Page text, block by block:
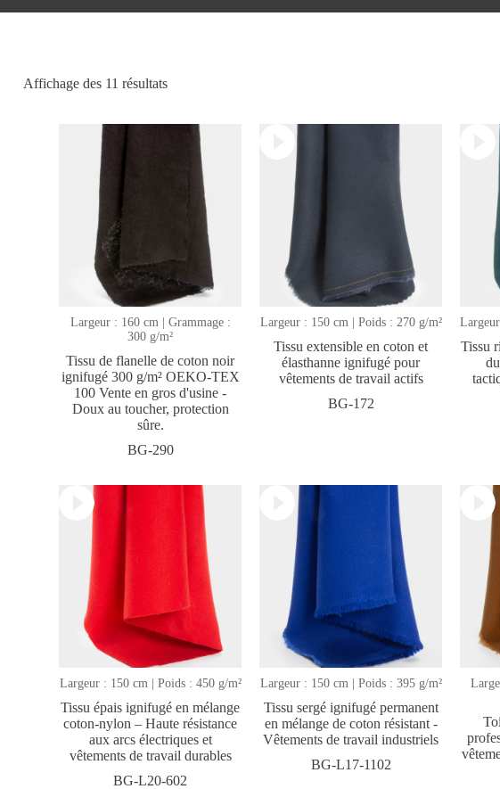
Affichage des 11 résultatsTrié
publication
récente
Largeur : 160 cm | Grammage :
300 g/m²
Tissu de flanelle de coton noir
ignifugé 300 g/m² OEKO-TEX
100 Vente en gros d'usine -
Doux au toucher, protection
sûre.
BG-290
Largeur : 150 cm | Poids : 270 g/m²
Tissu extensible en coton et
élasthanne ignifugé pour
vêtements de travail actifs
BG-172
Tissu
Largeur : 150 cm | Poids : 450 g/m²
Tissu épais ignifugé en mélange
coton-nylon – Haute résistance
aux arcs électriques et
vêtements de travail durables
BG-L20-602
Largeur : 150 cm | Poids : 395 g/m²
Tissu sergé ignifugé permanent
en mélange de coton résistant -
Vêtements de travail industriels
BG-L17-1102